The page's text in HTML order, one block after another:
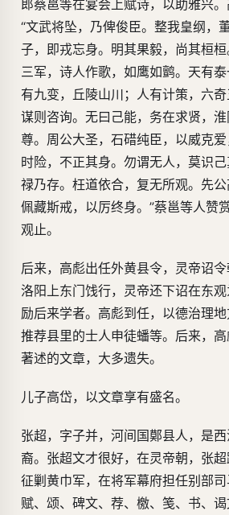
郎蔡邕等在宴会上赋诗，以助雅兴。
“文武将坠，乃俾俊臣。整我皇纲，
子，即戎忘身。明其果毅，尚其桓
三军，诗人作歌，如鹰如鹯。天有
有九变，丘陵山川；人有计策，六奇
谋则咨询。无曰己能，务在求贤，
尊。周公大圣，石碏纯臣，以威克
时险，不正其身。勿谓无人，莫识
禄乃存。枉道依合，复无所观。先公
佩藏斯戒，以厉终身。”蔡邕等人赞
观止。
后来，高彪出任外黄县令，灵帝诏
洛阳上东门饯行，灵帝还下诏在东
励后来学者。高彪到任，以德治理
推荐县里的士人申徒蟠等。后来，
著述的文章，大多遗失。
儿子高岱，以文章享有盛名。
张超，字子并，河间国鄚县人，是
裔。张超文才很好，在灵帝朝，张
征剿黄巾军，在将军幕府担任别部
赋、颂、碑文、荐、檄、笺、书、